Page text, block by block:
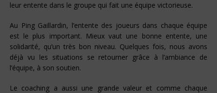
leur entente dans le groupe qui fait une équipe victorieuse.
Au Ping Gaillardin, l’entente des joueurs dans chaque équipe
est le plus important. Mieux vaut une bonne entente, une
solidarité, qu’un très bon niveau. Quelques fois, nous avons
déjà vu les situations se retourner grâce à l’ambiance de
l’équipe, à son soutien.
Le coaching a aussi une grande valeur et comme chaque